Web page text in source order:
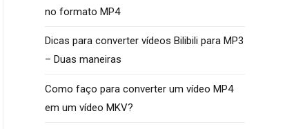
no formato MP4
Dicas para converter vídeos Bilibili para MP3
– Duas maneiras
Como faço para converter um vídeo MP4
em um vídeo MKV?